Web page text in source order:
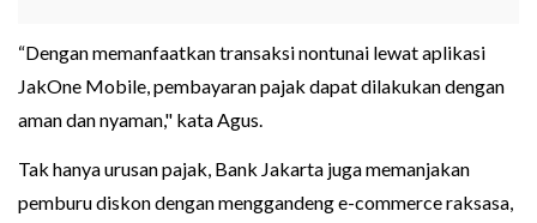
“Dengan memanfaatkan transaksi nontunai lewat aplikasi
JakOne Mobile, pembayaran pajak dapat dilakukan dengan
aman dan nyaman," kata Agus.
Tak hanya urusan pajak, Bank Jakarta juga memanjakan
pemburu diskon dengan menggandeng e-commerce raksasa,